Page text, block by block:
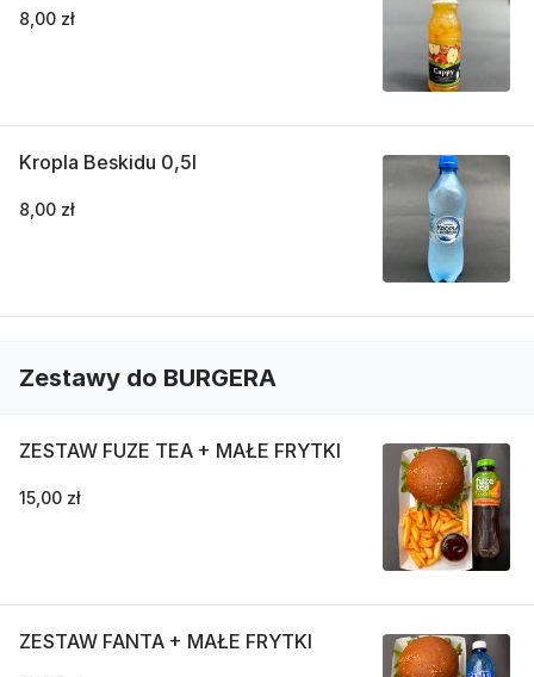
8,00 zł
Kropla Beskidu 0,5l
8,00 zł
Zestawy do BURGERA
ZESTAW FUZE TEA + MAŁE FRYTKI
15,00 zł
ZESTAW FANTA + MAŁE FRYTKI